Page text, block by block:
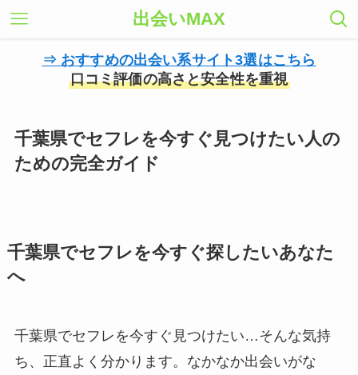
出会いMAX
⇒ おすすめの出会い系サイト3選はこちら
口コミ評価の高さと安全性を重視
千葉県でセフレを今すぐ見つけたい人の
ための完全ガイド
千葉県でセフレを今すぐ探したいあなた
へ
千葉県でセフレを今すぐ見つけたい…そんな気持
ち、正直よく分かります。なかなか出会いがな